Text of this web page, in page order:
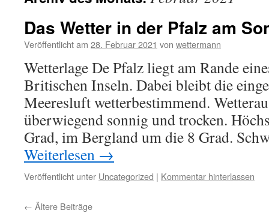
Das Wetter in der Pfalz am
Veröffentlicht am 28. Februar 2021 von wettermann
Wetterlage De Pfalz liegt am Rande
Britischen Inseln. Dabei bleibt die
Meeresluft wetterbestimmend.
überwiegend sonnig und trocken.
Grad, im Bergland um die 8 Grad.
Weiterlesen →
Veröffentlicht unter Uncategorized | Kommentar hinterlassen
← Ältere Beiträge